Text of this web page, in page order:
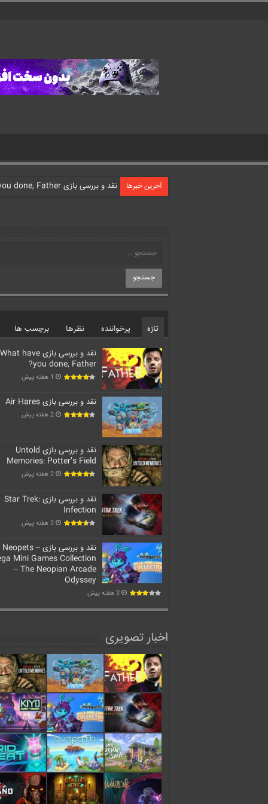
آخرین خبرها نقد و بررسی بازی What have you done, Father?
تازه پرخواننده نظرها برچسب ها
نقد و بررسی بازی What have
you done, Father?
1 هفته پیش
نقد و بررسی بازی Air Hares
2 هفته پیش
نقد و بررسی بازی Untold
Memories: Potter’s Field
2 هفته پیش
نقد و بررسی بازی Star Trek:
Infection
2 هفته پیش
نقد و بررسی بازی Neopets –
Mini Games Collection
– The Neopian Arcade
Odyssey
2 هفته پیش
اخبار تصویری